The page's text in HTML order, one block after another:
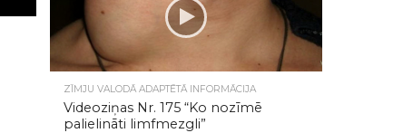
ZĪMJU VALODĀ ADAPTĒTĀ INFORMĀCIJA
Videoziņas Nr. 175 “Ko nozīmē
palielināti limfmezgli”